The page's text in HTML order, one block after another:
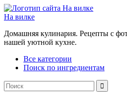
На вилке
Домашняя кулинария. Рецепты с
нашей уютной кухне.
Все категории
Поиск по ингредиентам